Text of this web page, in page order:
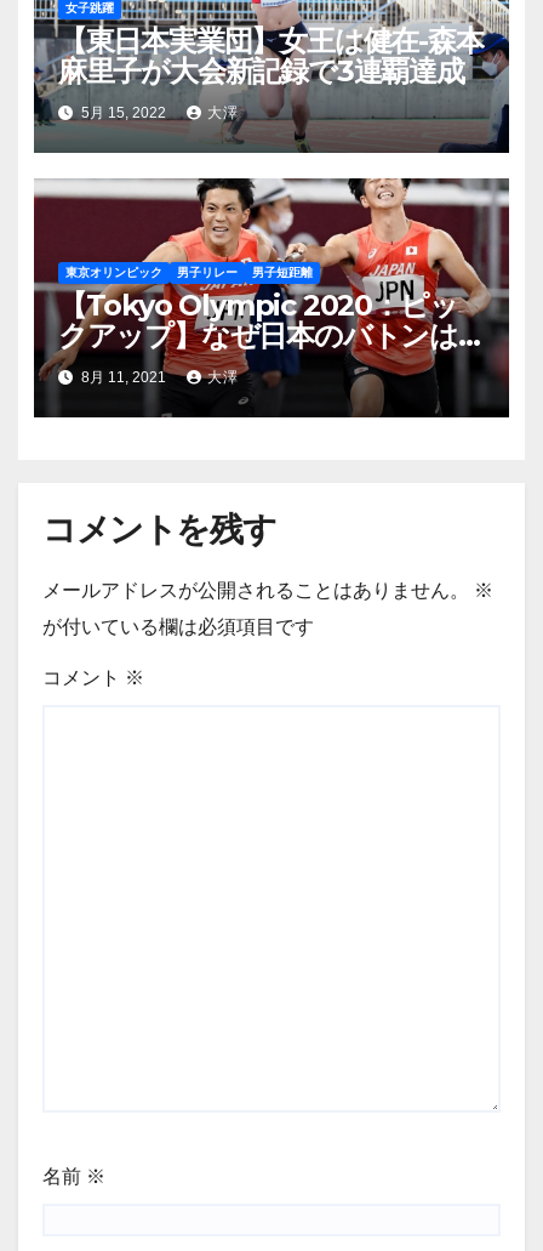
女子跳躍
【東日本実業団】女王は健在-森本
麻里子が大会新記録で3連覇達成
5月 15, 2022 大澤
東京オリンピック 男子リレー 男子短距離
【Tokyo Olympic 2020：ピッ
クアップ】なぜ日本のバトンは
つながらなかったか
8月 11, 2021 大澤
コメントを残す
メールアドレスが公開されることはありません。
※
が付いている欄は必須項目です
コメント ※
名前 ※